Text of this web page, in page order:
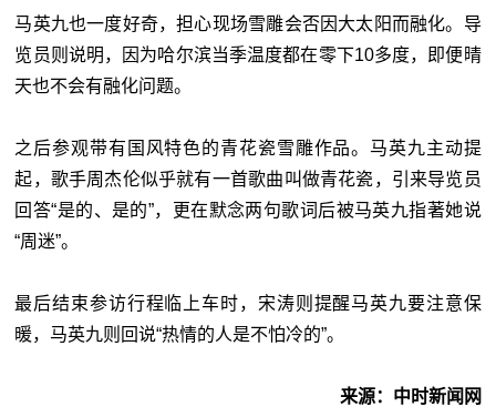
马英九也一度好奇，担心现场雪雕会否因大太阳而融化。导
览员则说明，因为哈尔滨当季温度都在零下10多度，即便晴
天也不会有融化问题。
之后参观带有国风特色的青花瓷雪雕作品。马英九主动提
起，歌手周杰伦似乎就有一首歌曲叫做青花瓷，引来导览员
回答“是的、是的”，更在默念两句歌词后被马英九指著她说
“周迷”。
最后结束参访行程临上车时，宋涛则提醒马英九要注意保
暖，马英九则回说“热情的人是不怕冷的”。
来源：中时新闻网